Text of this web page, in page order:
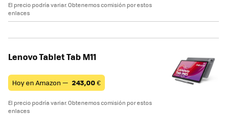
El precio podría variar. Obtenemos comisión por estos
enlaces
Lenovo Tablet Tab M11
Hoy en Amazon — 243,00€
El precio podría variar. Obtenemos comisión por estos
enlaces